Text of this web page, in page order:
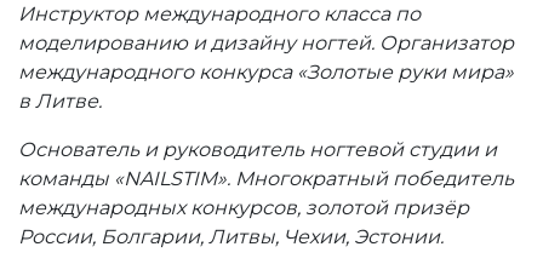
Инструктор международного класса по
моделированию и дизайну ногтей. Организатор
международного конкурса «Золотые руки мира»
в Литве.
Основатель и руководитель ногтевой студии и
команды «NAILSTIM». Многократный победитель
международных конкурсов, золотой призёр
России, Болгарии, Литвы, Чехии, Эстонии.